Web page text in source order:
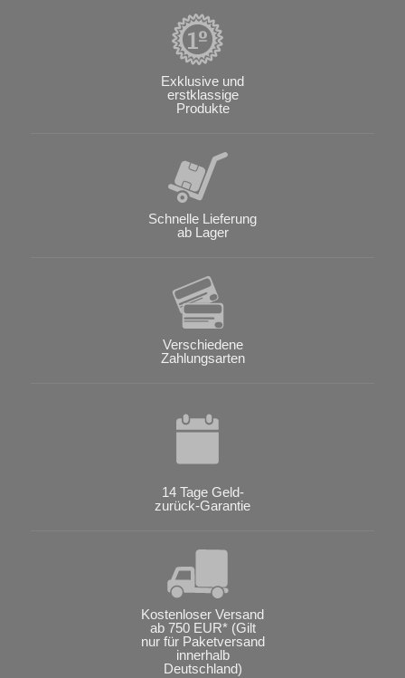
Exklusive und
erstklassige
Produkte
Schnelle Lieferung
ab Lager
Verschiedene
Zahlungsarten
14 Tage Geld-
zurück-Garantie
Kostenloser Versand
ab 750 EUR* (Gilt
nur für Paketversand
innerhalb
Deutschland)